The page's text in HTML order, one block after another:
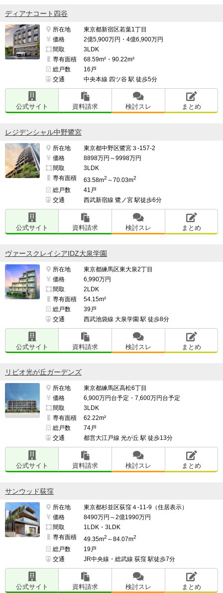
ディアナコート四谷
所在地
東京都新宿区若葉1丁目
価格
2億5,900万円・4億6,900万円
間取
3LDK
専有面積
68.59m²・90.22m²
総戸数
16戸
交通
中央本線 四ツ谷 駅 徒歩5分
公式サイト 資料請求 検討スレ まとめ
レジデンシャル中野鷺宮
所在地
東京都中野区鷺宮３-157-2
価格
8898万円～9998万円
間取
3LDK
専有面積
63.58m2 ～70.03m2
総戸数
41戸
交通
西武新宿線 鷺ノ宮 駅徒歩6分
公式サイト 資料請求 検討スレ まとめ
ヴァースクレイシアIDZ大泉学園
所在地
東京都練馬区東大泉2丁目
価格
6,990万円
間取
2LDK
専有面積
54.15m²
総戸数
39戸
交通
西武池袋線 大泉学園 駅 徒歩8分
公式サイト 資料請求 検討スレ まとめ
リビオ光が丘ガーデンズ
所在地
東京都練馬区高松6丁目
価格
6,900万円台予定・7,600万円台予定
間取
3LDK
専有面積
62.22m²
総戸数
74戸
交通
都営大江戸線 光が丘 駅 徒歩13分
公式サイト 資料請求 検討スレ まとめ
サンウッド荻窪
所在地
東京都杉並区荻窪４-11-9（住居表示）
価格
8490万円～2億1990万円
間取
1LDK・3LDK
専有面積
49.35m2 ～84.07m2
総戸数
19戸
交通
JR中央線・総武線 荻窪 駅徒歩7分
公式サイト 資料請求 検討スレ まとめ